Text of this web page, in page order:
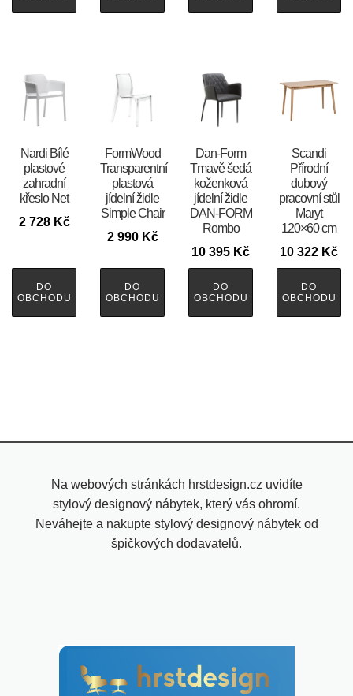
Nardi Bílé
plastové
zahradní
křeslo Net
2 728 Kč
DO
OBCHODU
FormWood
Transparentní
plastová
jídelní židle
Simple Chair
2 990 Kč
DO
OBCHODU
​​​​​Dan-Form
Tmavě šedá
koženková
jídelní židle
DAN-FORM
Rombo
10 395 Kč
DO
OBCHODU
Scandi
Přírodní
dubový
pracovní stůl
Maryt
120×60 cm
10 322 Kč
DO
OBCHODU
Na webových stránkách hrstdesign.cz uvidíte
stylový designový nábytek, který vás ohromí.
Neváhejte a nakupte stylový designový nábytek od
špičkových dodavatelů.